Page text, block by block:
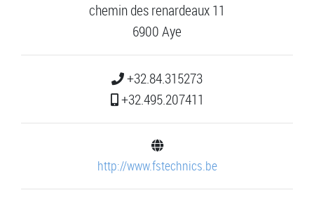
chemin des renardeaux 11
6900 Aye
+32.84.315273
+32.495.207411
http://www.fstechnics.be